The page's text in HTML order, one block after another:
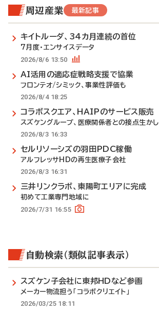
周辺産業 最新記事
キイトルーダ、34カ月連続の首位
7月度・エンサイスデータ
2026/8/6 13:50
AI活用の適応症戦略支援で協業
フロンテオ/シミック、事業性評価も
2026/8/4 18:25
コラボスクエア、HAIPのサービス販売
スズケングループ、医療関係者との接点生かし
2026/8/3 16:33
セルリソーシズの羽田PDC稼働
アルフレッサHDの再生医療子会社
2026/8/3 16:31
三井リンクラボ、東陽町エリアに完成
初めて工業専門地域に
2026/7/31 16:55
自動検索（類似記事表示）
スズケン子会社に東邦HDなど参画
メーカー物流担う「コラボクリエイト」
2026/03/25 18:11